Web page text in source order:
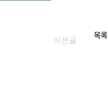
이전글
목록